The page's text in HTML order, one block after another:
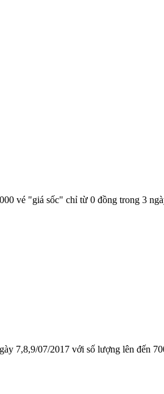
vé "giá sốc" chỉ từ 0 đồng trong 3
7,8,9/07/2017 với số lượng lên đến